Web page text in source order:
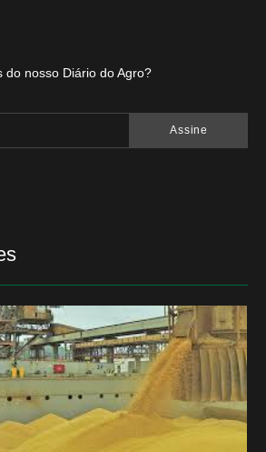
nosso Diário do Agro?
Assine